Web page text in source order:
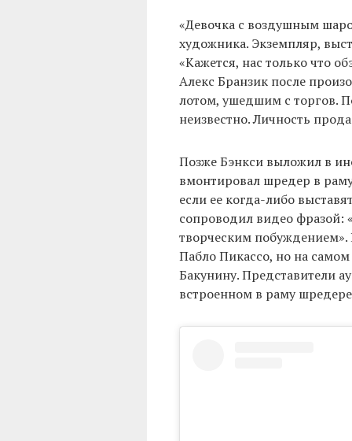
«Девочка с воздушным
художника. Экземпляр,
«Кажется, нас только что
Алекс Бранзик после
лотом, ушедшим с торгов.
неизвестно. Личность
Позже Бэнкси выложил в
вмонтировал шредер в
если ее когда-либо
сопроводил видео фразой:
творческим побуждением».
Пабло Пикассо, но на
Бакунину. Представители
встроенном в раму